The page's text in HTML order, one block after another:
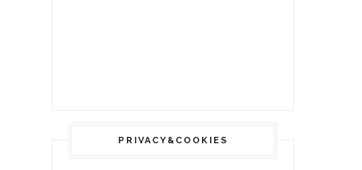
PRIVACY&COOKIES